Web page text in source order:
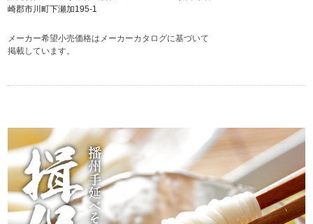
崎郡市川町下瀬加195-1
メーカー希望小売価格はメーカーカタログに基づいて
掲載しています。